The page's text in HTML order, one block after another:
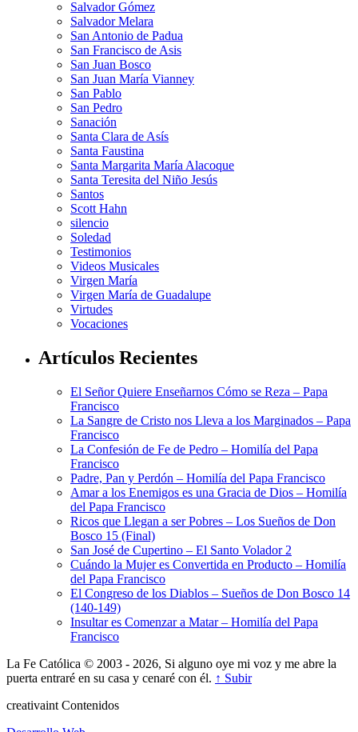
Salvador Gómez
Salvador Melara
San Antonio de Padua
San Francisco de Asis
San Juan Bosco
San Juan María Vianney
San Pablo
San Pedro
Sanación
Santa Clara de Asís
Santa Faustina
Santa Margarita María Alacoque
Santa Teresita del Niño Jesús
Santos
Scott Hahn
silencio
Soledad
Testimonios
Videos Musicales
Virgen María
Virgen María de Guadalupe
Virtudes
Vocaciones
Artículos Recientes
El Señor Quiere Enseñarnos Cómo se Reza – Papa
Francisco
La Sangre de Cristo nos Lleva a los Marginados – Papa
Francisco
La Confesión de Fe de Pedro – Homilía del Papa
Francisco
Padre, Pan y Perdón – Homilía del Papa Francisco
Amar a los Enemigos es una Gracia de Dios – Homilía
del Papa Francisco
Ricos que Llegan a ser Pobres – Los Sueños de Don
Bosco 15 (Final)
San José de Cupertino – El Santo Volador 2
Cuándo la Mujer es Convertida en Producto – Homilía
del Papa Francisco
El Congreso de los Diablos – Sueños de Don Bosco 14
(140-149)
Insultar es Comenzar a Matar – Homilía del Papa
Francisco
La Fe Católica © 2003 - 2026, Si alguno oye mi voz y me abre la
puerta entraré en su casa y cenaré con él. ↑ Subir
creativaint Contenidos